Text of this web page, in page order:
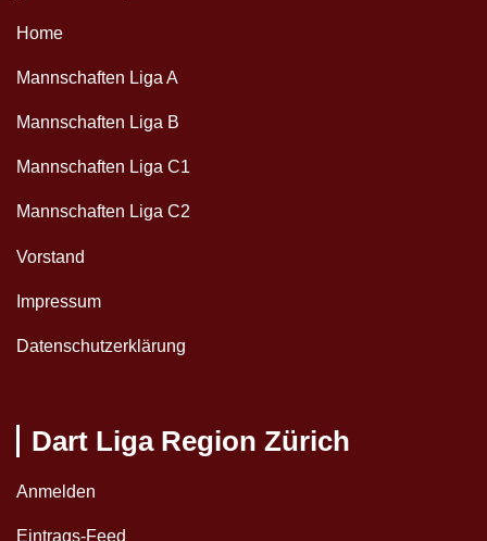
Home
Mannschaften Liga A
Mannschaften Liga B
Mannschaften Liga C1
Mannschaften Liga C2
Vorstand
Impressum
Datenschutzerklärung
Dart Liga Region Zürich
Anmelden
Eintrags-Feed